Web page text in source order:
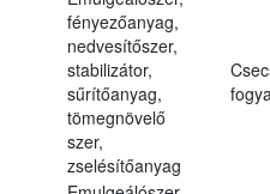
fényezőanyag,
nedvesítőszer,
stabilizátor,
sűrítőanyag,
tömegnövelő
szer,
zselésítőanyag